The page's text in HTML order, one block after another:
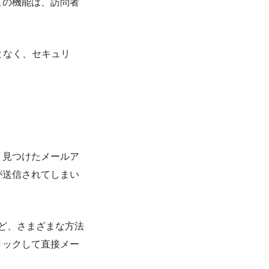
機能は、訪問者
く、セキュリ
つけたメールア
信されてしまい
、さまざまな方法
クして直接メー